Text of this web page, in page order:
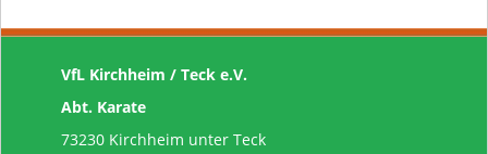
VfL Kirchheim / Teck e.V.
Abt. Karate
73230 Kirchheim unter Teck